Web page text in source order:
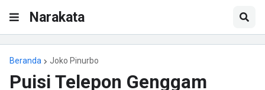
Narakata
Beranda Joko Pinurbo
Puisi Telepon Genggam